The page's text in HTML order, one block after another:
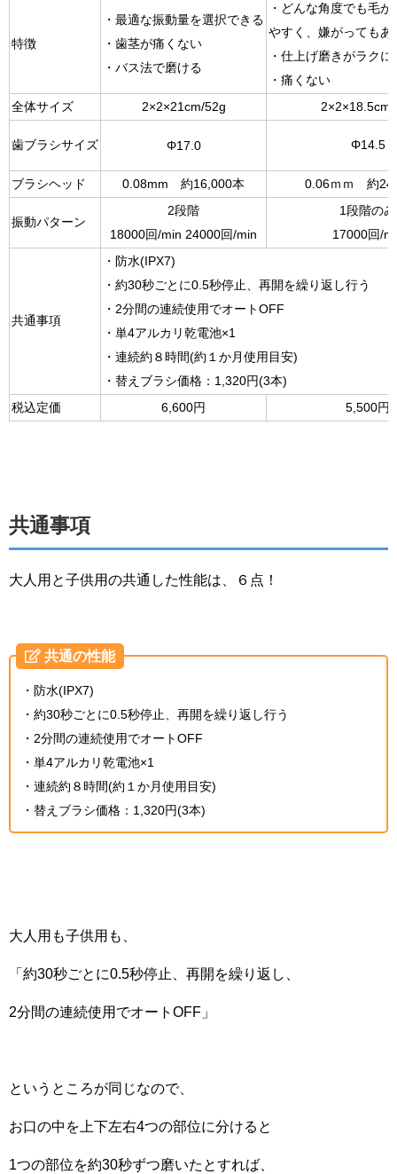
特徴
・最適な振動量を選択できる
・歯茎が痛くない
・バス法で磨ける
・どんな角度でも毛
やすく、嫌がってもあ
・仕上げ磨きがラクに
・痛くない
全体サイズ
2×2×21cm/52g 2×2×18.5cm/
歯ブラシサイズ Φ17.0 Φ14.5
ブラシヘッド 0.08mm 約16,000本 0.06ｍｍ 約
振動パターン
2段階
18000回/min 24000回/min
1段階のみ
17000回/
共通事項
・防水(IPX7)
・約30秒ごとに0.5秒停止、再開を繰り返し行う
・2分間の連続使用でオートOFF
・単4アルカリ乾電池×1
・連続約８時間(約１か月使用目安)
・替えブラシ価格：1,320円(3本)
税込定価
6,600円 5,500円
共通事項
大人用と子供用の共通した性能は、６点！
共通の性能
・防水(IPX7)
・約30秒ごとに0.5秒停止、再開を繰り返し行う
・2分間の連続使用でオートOFF
・単4アルカリ乾電池×1
・連続約８時間(約１か月使用目安)
・替えブラシ価格：1,320円(3本)
大人用も子供用も、
「約30秒ごとに0.5秒停止、再開を繰り返し、
2分間の連続使用でオートOFF」
というところが同じなので、
お口の中を上下左右4つの部位に分けると
1つの部位を約30秒ずつ磨いたとすれば、